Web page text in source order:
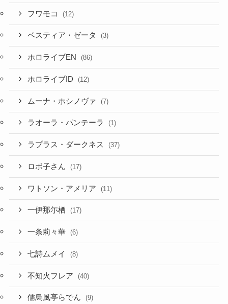
フワモコ (12)
ベスティア・ゼータ (3)
ホロライブEN (86)
ホロライブID (12)
ムーナ・ホシノヴァ (7)
ラオーラ・パンテーラ (1)
ラプラス・ダークネス (37)
ロボ子さん (17)
ワトソン・アメリア (11)
一伊那尓栖 (17)
一条莉々華 (6)
七詩ムメイ (8)
不知火フレア (40)
儒烏風亭らでん (9)